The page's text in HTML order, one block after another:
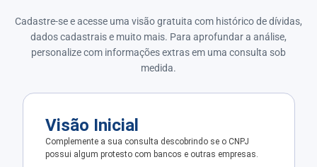
Cadastre-se e acesse uma visão gratuita com histórico de dívidas,
dados cadastrais e muito mais. Para aprofundar a análise,
personalize com informações extras em uma consulta sob
medida.
Visão Inicial
Complemente a sua consulta descobrindo se o CNPJ
possui algum protesto com bancos e outras empresas.